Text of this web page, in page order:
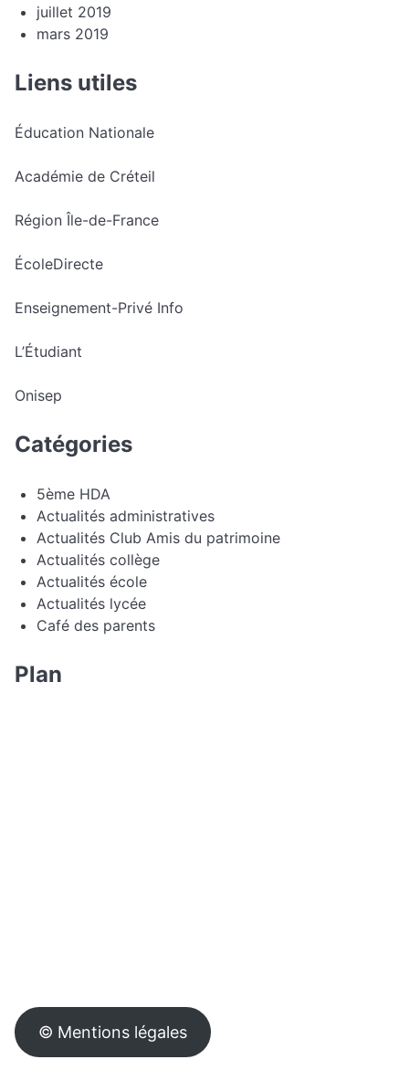
juillet 2019
mars 2019
Liens utiles
Éducation Nationale
Académie de Créteil
Région Île-de-France
ÉcoleDirecte
Enseignement-Privé Info
L’Étudiant
Onisep
Catégories
5ème HDA
Actualités administratives
Actualités Club Amis du patrimoine
Actualités collège
Actualités école
Actualités lycée
Café des parents
Plan
© Mentions légales